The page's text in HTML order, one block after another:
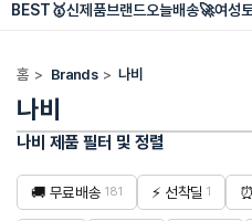
BEST🥇신제품브랜드오늘배송🚀여성
홈 > Brands>나비
나비
나비 제품 필터 및 정렬
🚚 무료배송 181 ⚡ 선착딜 1